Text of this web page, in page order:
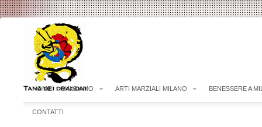
HOME CHI SIAMO ARTI MARZIALI MILANO BENESSERE A
CONTATTI